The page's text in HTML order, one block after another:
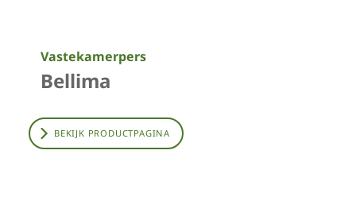
Vastekamerpers
Bellima
BEKIJK PRODUCTPAGINA